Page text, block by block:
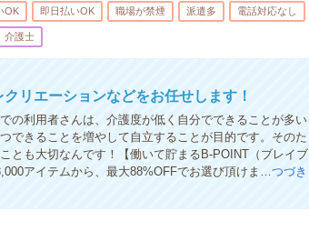
OK 即日払いOK 職場が禁煙 派遣多 電話対応なし
介護士
リエーションなどをお任せします！
の利用者さんは、介護度が低く自分でできることが多い
できることを増やして自立することが目的です。そのた
とも大切なんです！【働いて貯まるB-POINT（ブレイブ
アイテムから、最大88%OFFでお選び頂けま…つづき